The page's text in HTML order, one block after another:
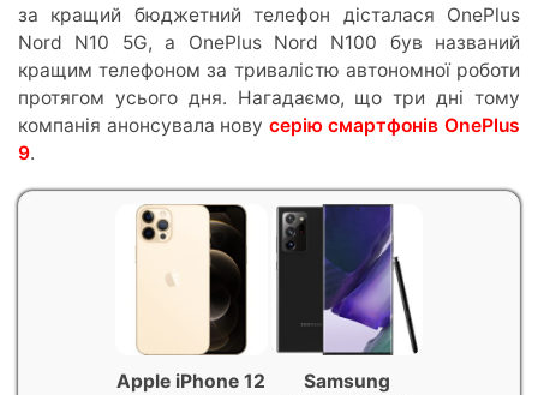
за кращий бюджетний телефон дісталася OnePlus
Nord N10 5G, а OnePlus Nord N100 був названий
кращим телефоном за тривалістю автономної роботи
протягом усього дня. Нагадаємо, що три дні тому
компанія анонсувала нову серію смартфонів OnePlus
9.
Apple iPhone 12
Samsung